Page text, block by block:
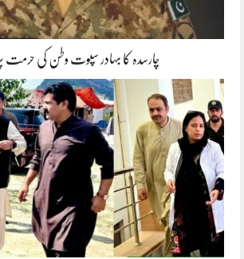
چارسدہ کا بہادر سپوت وطن کی حرمت